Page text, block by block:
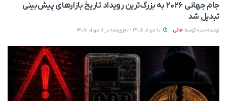
جام جهانی ۲۰۲۶ به بزرگ‌ترین رویداد تاریخ بازارهای پیش‌بینی
تبدیل شد
نوشته شده توسط مانی